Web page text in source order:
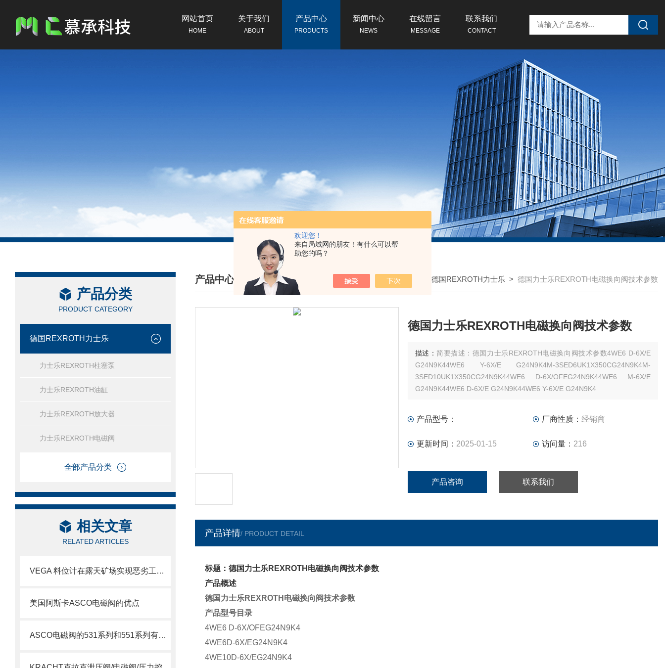
欢迎您！
来自局域网的朋友！有什么可以帮
助您的吗？
网站首页
HOME
关于我们
ABOUT
产品中心
PRODUCTS
新闻中心
NEWS
在线留言
MESSAGE
联系我们
CONTACT
产品分类
PRODUCT CATEGORY
德国REXROTH力士乐
力士乐REXROTH柱塞泵
力士乐REXROTH油缸
力士乐REXROTH放大器
力士乐REXROTH电磁阀
全部产品分类
相关文章
RELATED ARTICLES
VEGA 料位计在露天矿场实现恶劣工况下的精准测量
美国阿斯卡ASCO电磁阀的优点
ASCO电磁阀的531系列和551系列有什么差别
产品中心
/ PRODUCTS CENTER
我的位置：首页 产品中心 德国REXROTH力士乐 > 德国力士乐REXROTH电磁换向阀技术参数
德国力士乐REXROTH电磁换向阀技术参数
描述： 简要描述：德国力士乐REXROTH电磁换向阀技术参数4WE6 D-6X/E
G24N9K44WE6 Y-6X/E G24N9K4M-3SED6UK1X350CG24N9K4M-
3SED10UK1X350CG24N9K44WE6 D-6X/OFEG24N9K44WE6 M-6X/E
G24N9K44WE6 D-6X/E G24N9K44WE6 Y-6X/E G24N9K4
产品型号： 厂商性质： 经销商
更新时间： 2025-01-15 访问量： 216
产品咨询 联系我们
产品详情/ PRODUCT DETAIL
标题：德国力士乐REXROTH电磁换向阀技术参数
产品概述
德国力士乐REXROTH电磁换向阀技术参数
产品型号目录
4WE6 D-6X/OFEG24N9K4
4WE6D-6X/EG24N9K4
4WE10D-6X/EG24N9K4